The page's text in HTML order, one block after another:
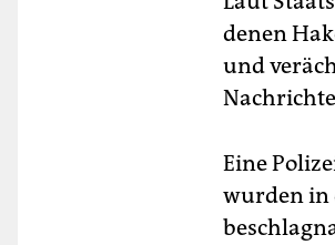
denen
und
Eine
wurden in